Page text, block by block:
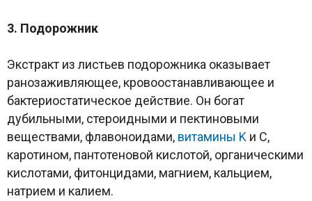
3. Подорожник
Экстракт из листьев подорожника оказывает
ранозаживляющее, кровоостанавливающее и
бактериостатическое действие. Он богат
дубильными, стероидными и пектиновыми
веществами, флавоноидами, витамины K и С,
каротином, пантотеновой кислотой, органическими
кислотами, фитонцидами, магнием, кальцием,
натрием и калием.